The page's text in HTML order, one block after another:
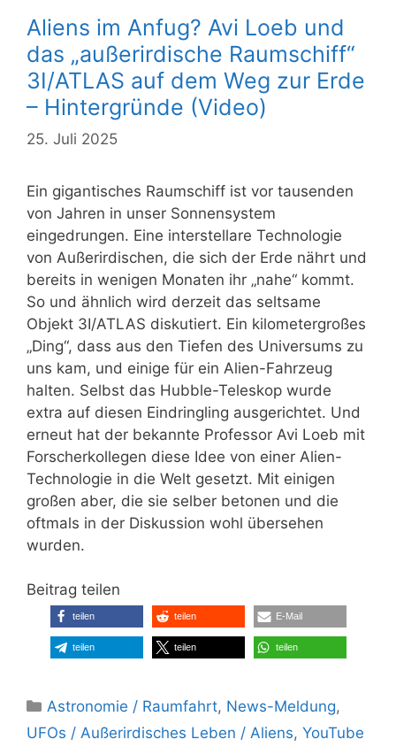
Aliens im Anfug? Avi Loeb und
das „außerirdische Raumschiff“
3I/ATLAS auf dem Weg zur Erde
– Hintergründe (Video)
25. Juli 2025
Ein gigantisches Raumschiff ist vor tausenden
von Jahren in unser Sonnensystem
eingedrungen. Eine interstellare Technologie
von Außerirdischen, die sich der Erde nährt und
bereits in wenigen Monaten ihr „nahe“ kommt.
So und ähnlich wird derzeit das seltsame
Objekt 3I/ATLAS diskutiert. Ein kilometergroßes
„Ding“, dass aus den Tiefen des Universums zu
uns kam, und einige für ein Alien-Fahrzeug
halten. Selbst das Hubble-Teleskop wurde
extra auf diesen Eindringling ausgerichtet. Und
erneut hat der bekannte Professor Avi Loeb mit
Forscherkollegen diese Idee von einer Alien-
Technologie in die Welt gesetzt. Mit einigen
großen aber, die sie selber betonen und die
oftmals in der Diskussion wohl übersehen
wurden.
Beitrag teilen
teilen teilen E-Mail
teilen teilen teilen
Kategorien
Astronomie / Raumfahrt, News-Meldung,
UFOs / Außerirdisches Leben / Aliens, YouTube